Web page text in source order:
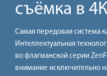
съёмка в 4К
Самая передовая система
Интеллектуальная
во флагманской серии
внимание исключительно